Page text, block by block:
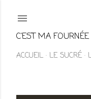
C'EST MA FOURNÉE
ACCUEIL LE SUCRÉ